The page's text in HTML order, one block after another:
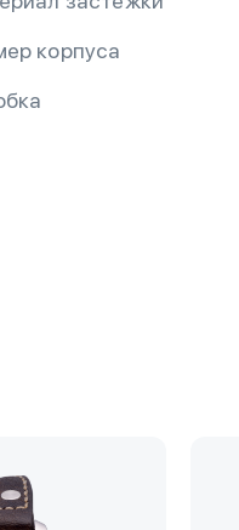
корпуса